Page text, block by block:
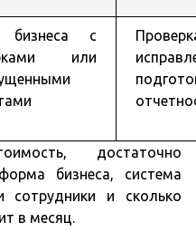
с
или
достаточно
бизнеса, система
сотрудники и сколько
в месяц.